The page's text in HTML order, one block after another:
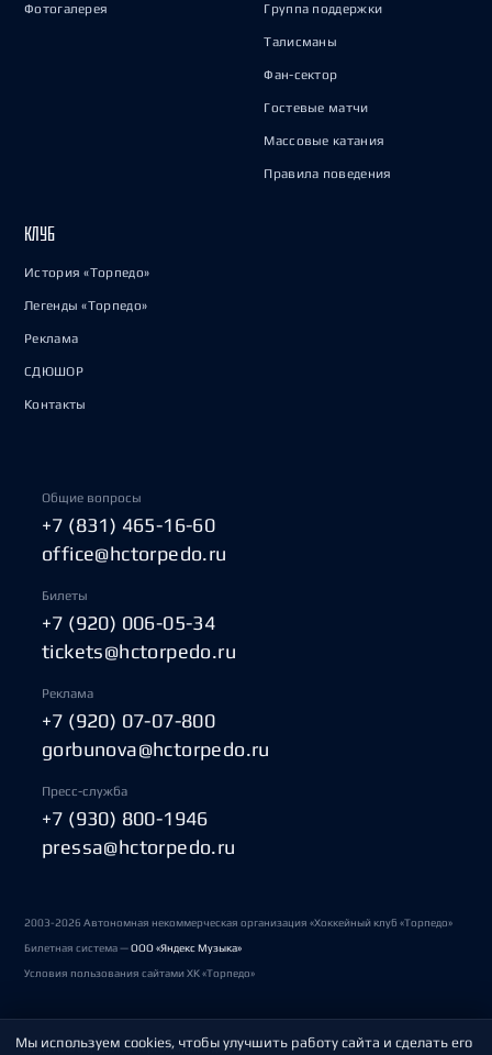
Фотогалерея Группа поддержки
Талисманы
Фан-сектор
Гостевые матчи
Массовые катания
Правила поведения
КЛУБ
История «Торпедо»
Легенды «Торпедо»
Реклама
СДЮШОР
Контакты
Общие вопросы
+7 (831) 465-16-60
office@hctorpedo.ru
Билеты
+7 (920) 006-05-34
tickets@hctorpedo.ru
Реклама
+7 (920) 07-07-800
gorbunova@hctorpedo.ru
Пресс-служба
+7 (930) 800-1946
pressa@hctorpedo.ru
2003-2026 Автономная некоммерческая организация «Хоккейный клуб «Торпедо»
Билетная система —ООО «Яндекс Музыка»
Условия пользования сайтами ХК «Торпедо»
Политика обработки персональных данных
Мы используем cookies, чтобы улучшить работу сайта и сделать его